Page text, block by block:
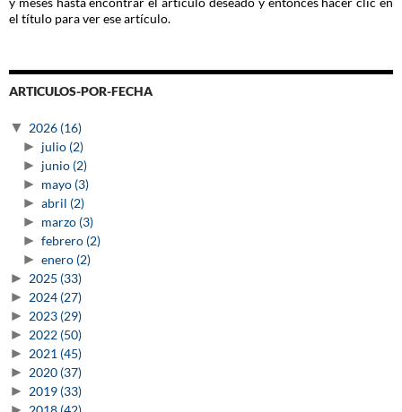
el título para ver ese artículo.
ARTICULOS-POR-FECHA
▼ 2026 (16)
► julio (2)
► junio (2)
► mayo (3)
► abril (2)
► marzo (3)
► febrero (2)
► enero (2)
► 2025 (33)
► 2024 (27)
► 2023 (29)
► 2022 (50)
► 2021 (45)
► 2020 (37)
► 2019 (33)